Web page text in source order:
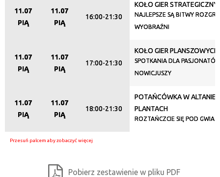
11.07
PIĄ
11.07
PIĄ
16:00-21:30
KOŁO GIER
NAJLEPSZE SĄ BITWY
WYOBRAŹNI
11.07
PIĄ
11.07
PIĄ
17:00-21:30
KOŁO GIER PLANSZOWYCH
SPOTKANIA DLA
NOWICJUSZY
11.07
PIĄ
11.07
PIĄ
18:00-21:30
POTAŃCÓWKA W ALTANIE
PLANTACH
ROZTAŃCZCIE SIĘ POD
Pobierz zestawienie w pliku PDF